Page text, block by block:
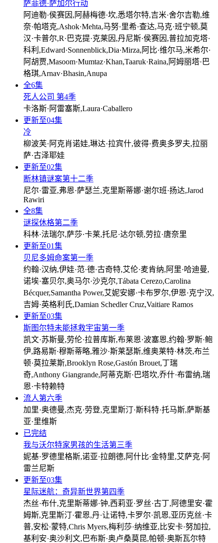
萨菲德·萨加尔行动
阿迪勒·侯赛因,阿赫梅德·坎,悉塔尔特,吉米·舍尔吉勒,维
奈·帕塔克,Ashok·Mehta,马努·里希·查达,马克·班宁顿,莫
汉·卡普尔,R·巴克提·克莱因,丹尼斯·侯赛因,普拉加克塔·
科利,Edward·Sonnenblick,Dia·Mirza,阿比·维尔马,米希尔·
阿胡贾,Masoom·Mumtaz·Khan,Taaruk·Raina,阿姆丽塔·巴
格琪,Arnav·Bhasin,Anupa
全6集
死人公司 第4季
卡洛斯·阿雷塞斯,Laura·Caballero
更新至04集
冷
柳波芙·阿克肖诺娃,琳达·拉宾什,彼得·费奥多罗夫,拉丽
萨·古泽耶娃
更新至02集
断林镇谜案第十二季
尼尔·雷亚,弗恩·萨瑟兰,克里斯蒂娜·谢尔班·扬达,Jarod
Rawiri
全8集
谜探休格第二季
科林·法瑞尔,萨莎·卡莱,托尼·达尔顿,劳拉·唐奈里
更新至01集
贝尼多姆命案第一季
约翰·汉纳,伊娃·范·德·古奇特,艾伦·麦肯纳,阿里·哈迪曼,
诺埃·塞贝尔,奥马尔·沙克尔,Tábata Cerezo,Carolina
Bécquer,Samantha Power,艾妮安娜·卡布罗尔,伊恩·克宁汉,
吉姆·英格利氏,Damian Schedler Cruz,Vaitiare Ramos
更新至03集
斯图尔特未能拯救宇宙第一季
凯文·苏斯曼,劳伦·拉普库斯,布莱恩·波塞恩,约翰·罗斯·鲍
伊,路易斯·穆斯蒂略,雅沙·斯莱瑟斯,维奥莱特·林茨,布兰
顿·莫拉莱斯,Brooklyn Rose,Gastón Brouet,丁瑞
奇,Anthony Giangrande,阿蒂克斯·巴塔坎,乔什·布雷纳,瑞
恩·卡特赖特
流人第六季
加里·奥德曼,杰克·劳登,克里斯汀·斯科特·托马斯,萨斯基
亚·里维斯
已完结
我与沃尔特家男孩的生活第三季
妮基·罗德里格斯,诺亚·拉朗德,阿什比·金特里,艾萨克·阿
雷兰尼斯
更新至03集
星际迷航：奇异新世界第四季
杰丝·布什,克里斯蒂娜·钟,西莉亚·罗丝·古丁,阿德里安·霍
姆斯,克里斯汀·霍恩,丹·让诺特,卡罗尔·凯恩,亚历克丝·卡
普,安松·蒙特,Chris Myers,梅利莎·纳维亚,比安卡·努加拉,
基利安·奥沙利文,巴布斯·奥卢桑莫昆,帕顿·奥斯瓦尔特